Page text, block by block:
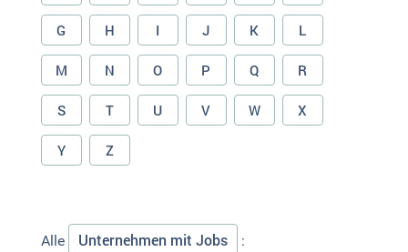
G H I J K L
M N O P Q R
S T U V W X
Y Z
Alle Unternehmen mit Jobs :